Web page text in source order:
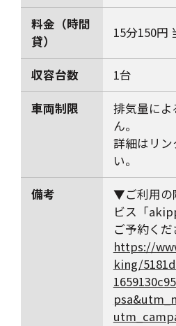
料金（時間
貸）
15分150円
収容台数
1台
車両制限
排気量によ
ん。
詳細はリン
い。
備考
▼ご利用の
ビス「
ご予約くだ
https://
king/